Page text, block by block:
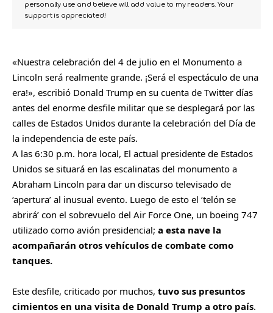
personally use and believe will add value to my readers. Your
support is appreciated!
«Nuestra celebración del 4 de julio en el Monumento a
Lincoln será realmente grande. ¡Será el espectáculo de una
era!», escribió Donald Trump en su cuenta de Twitter días
antes del enorme desfile militar que se desplegará por las
calles de Estados Unidos durante la celebración del Día de
la independencia de este país.
A las 6:30 p.m. hora local, El actual presidente de Estados
Unidos se situará en las escalinatas del monumento a
Abraham Lincoln para dar un discurso televisado de
‘apertura’ al inusual evento. Luego de esto el ‘telón se
abrirá’ con el sobrevuelo del Air Force One, un boeing 747
utilizado como avión presidencial; a esta nave la
acompañarán otros vehículos de combate como
tanques.
Este desfile, criticado por muchos, tuvo sus presuntos
cimientos en una visita de Donald Trump a otro país.